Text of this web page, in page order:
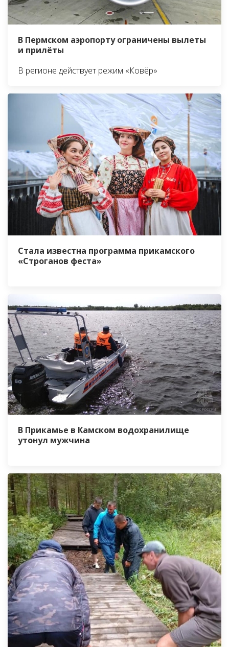
В Пермском аэропорту ограничены вылеты
и прилёты
В регионе действует режим «Ковёр»
Стала известна программа прикамского
«Строганов феста»
В Прикамье в Камском водохранилище
утонул мужчина